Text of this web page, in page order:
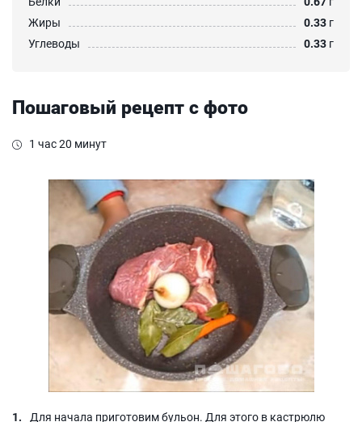
Жиры
0.33 г
Углеводы
0.33 г
Пошаговый рецепт с фото
1 час 20 минут
Для начала приготовим бульон. Для этого в кастрюлю